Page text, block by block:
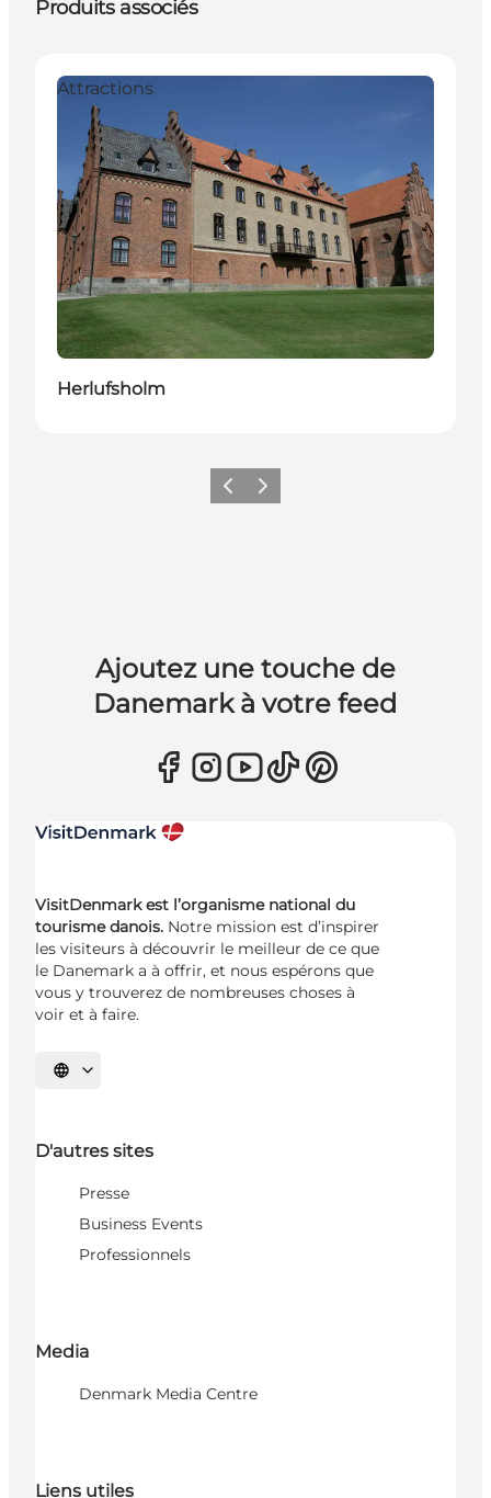
Produits associés
Attractions
Herlufsholm
PrécédentSuivant
Ajoutez une touche de
Danemark à votre feed
VisitDenmark est l’organisme national du
tourisme danois. Notre mission est d’inspirer
les visiteurs à découvrir le meilleur de ce que
le Danemark a à offrir, et nous espérons que
vous y trouverez de nombreuses choses à
voir et à faire.
Choisissez la langue
D'autres sites
Presse
Business Events
Professionnels
Media
Denmark Media Centre
Liens utiles